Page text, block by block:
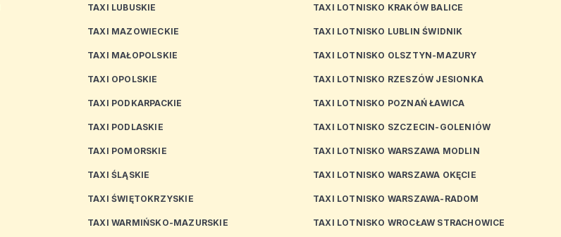
TAXI LUBUSKIE
TAXI MAZOWIECKIE
TAXI MAŁOPOLSKIE
TAXI OPOLSKIE
TAXI PODKARPACKIE
TAXI PODLASKIE
TAXI POMORSKIE
TAXI ŚLĄSKIE
TAXI ŚWIĘTOKRZYSKIE
TAXI WARMIŃSKO-MAZURSKIE
TAXI LOTNISKO KRAKÓW BALICE
TAXI LOTNISKO LUBLIN ŚWIDNIK
TAXI LOTNISKO OLSZTYN-MAZURY
TAXI LOTNISKO RZESZÓW JESIONKA
TAXI LOTNISKO POZNAŃ ŁAWICA
TAXI LOTNISKO SZCZECIN-GOLENIÓW
TAXI LOTNISKO WARSZAWA MODLIN
TAXI LOTNISKO WARSZAWA OKĘCIE
TAXI LOTNISKO WARSZAWA-RADOM
TAXI LOTNISKO WROCŁAW STRACHOWICE